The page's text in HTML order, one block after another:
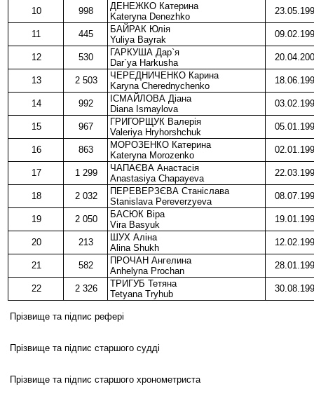
10 998
ДЕНЕЖКО Катерина
Kateryna Denezhko
11 445
БАЙРАК Юлія
Yuliya Bayrak
12 530
ГАРКУША Дар`я
Dar`ya Harkusha
13 2 503
ЧЕРЕДНИЧЕНКО Карина
Karyna Cherednychenko
14 992
ІСМАЙЛОВА Діана
Diana Ismaylova
15 967
ГРИГОРЩУК Валерія
Valeriya Hryhorshchuk
16 863
МОРОЗЕНКО Катерина
Kateryna Morozenko
17 1 299
ЧАПАЄВА Анастасія
Anastasiya Chapayeva
18 2 032
ПЕРЕВЕРЗЄВА Станіслава
Stanislava Pereverzyeva
19 2 050
БАСЮК Віра
Vira Basyuk
20 213
ШУХ Аліна
Alina Shukh
21 582
ПРОЧАН Ангелина
Anhelyna Prochan
22 2 326
ТРИГУБ Тетяна
Tetyana Tryhub
Прізвище та підпис рефері
Прізвище та підпис старшого судді
Прізвище та підпис старшого хронометриста